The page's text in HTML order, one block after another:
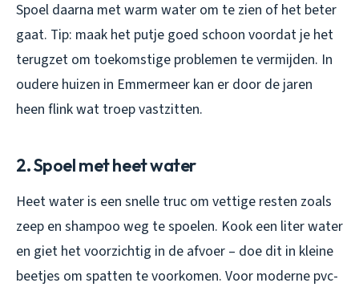
Spoel daarna met warm water om te zien of het beter
gaat. Tip: maak het putje goed schoon voordat je het
terugzet om toekomstige problemen te vermijden. In
oudere huizen in Emmermeer kan er door de jaren
heen flink wat troep vastzitten.
2. Spoel met heet water
Heet water is een snelle truc om vettige resten zoals
zeep en shampoo weg te spoelen. Kook een liter water
en giet het voorzichtig in de afvoer – doe dit in kleine
beetjes om spatten te voorkomen. Voor moderne pvc-